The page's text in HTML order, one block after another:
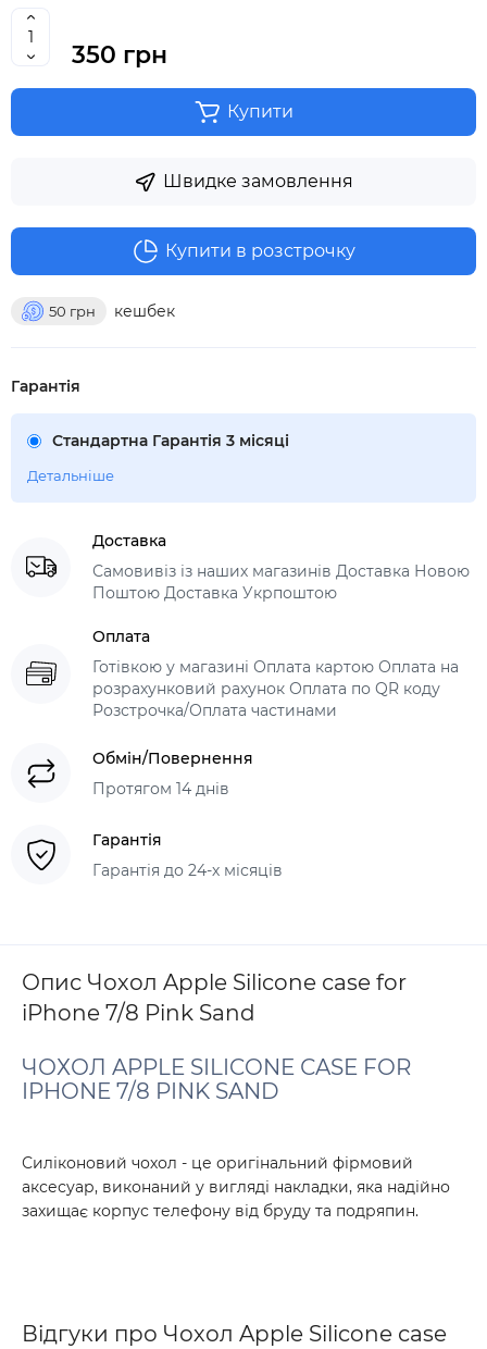
350 грн
Купити
Швидке замовлення
50 грн кешбек
Купити в розстрочку
Гарантія
Стандартна Гарантія 3 місяці
Детальніше
Доставка
Самовивіз із наших магазинів Доставка Новою
Поштою Доставка Укрпоштою
Оплата
Готівкою у магазині Оплата картою Оплата на
розрахунковий рахунок Оплата по QR коду
Розстрочка/Оплата частинами
Обмін/Повернення
Протягом 14 днів
Гарантія
Гарантія до 24-х місяців
Опис Чохол Apple Silicone сase for
iPhone 7/8 Pink Sand
ЧОХОЛ APPLE SILICONE СASE FOR
IPHONE 7/8 PINK SAND
Силіконовий чохол - це оригінальний фірмовий
аксесуар, виконаний у вигляді накладки, яка надійно
захищає корпус телефону від бруду та подряпин.
Відгуки про Чохол Apple Silicone сase